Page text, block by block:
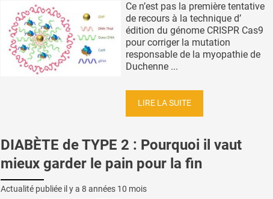
Ce n’est pas la première tentative
de recours à la technique d’
édition du génome CRISPR Cas9
pour corriger la mutation
responsable de la myopathie de
Duchenne ...
LIRE LA SUITE
DIABÈTE de TYPE 2 : Pourquoi il vaut
mieux garder le pain pour la fin
Actualité publiée il y a 8 années 10 mois